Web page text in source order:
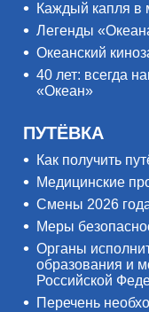
Каждый капля в
Легенды
Океанский
40 лет: всегда
«Океан»
ПУТЁВКА
Как получить
Медицинские
Смены 2026
Меры
Органы
образования и
Российской
Перечень